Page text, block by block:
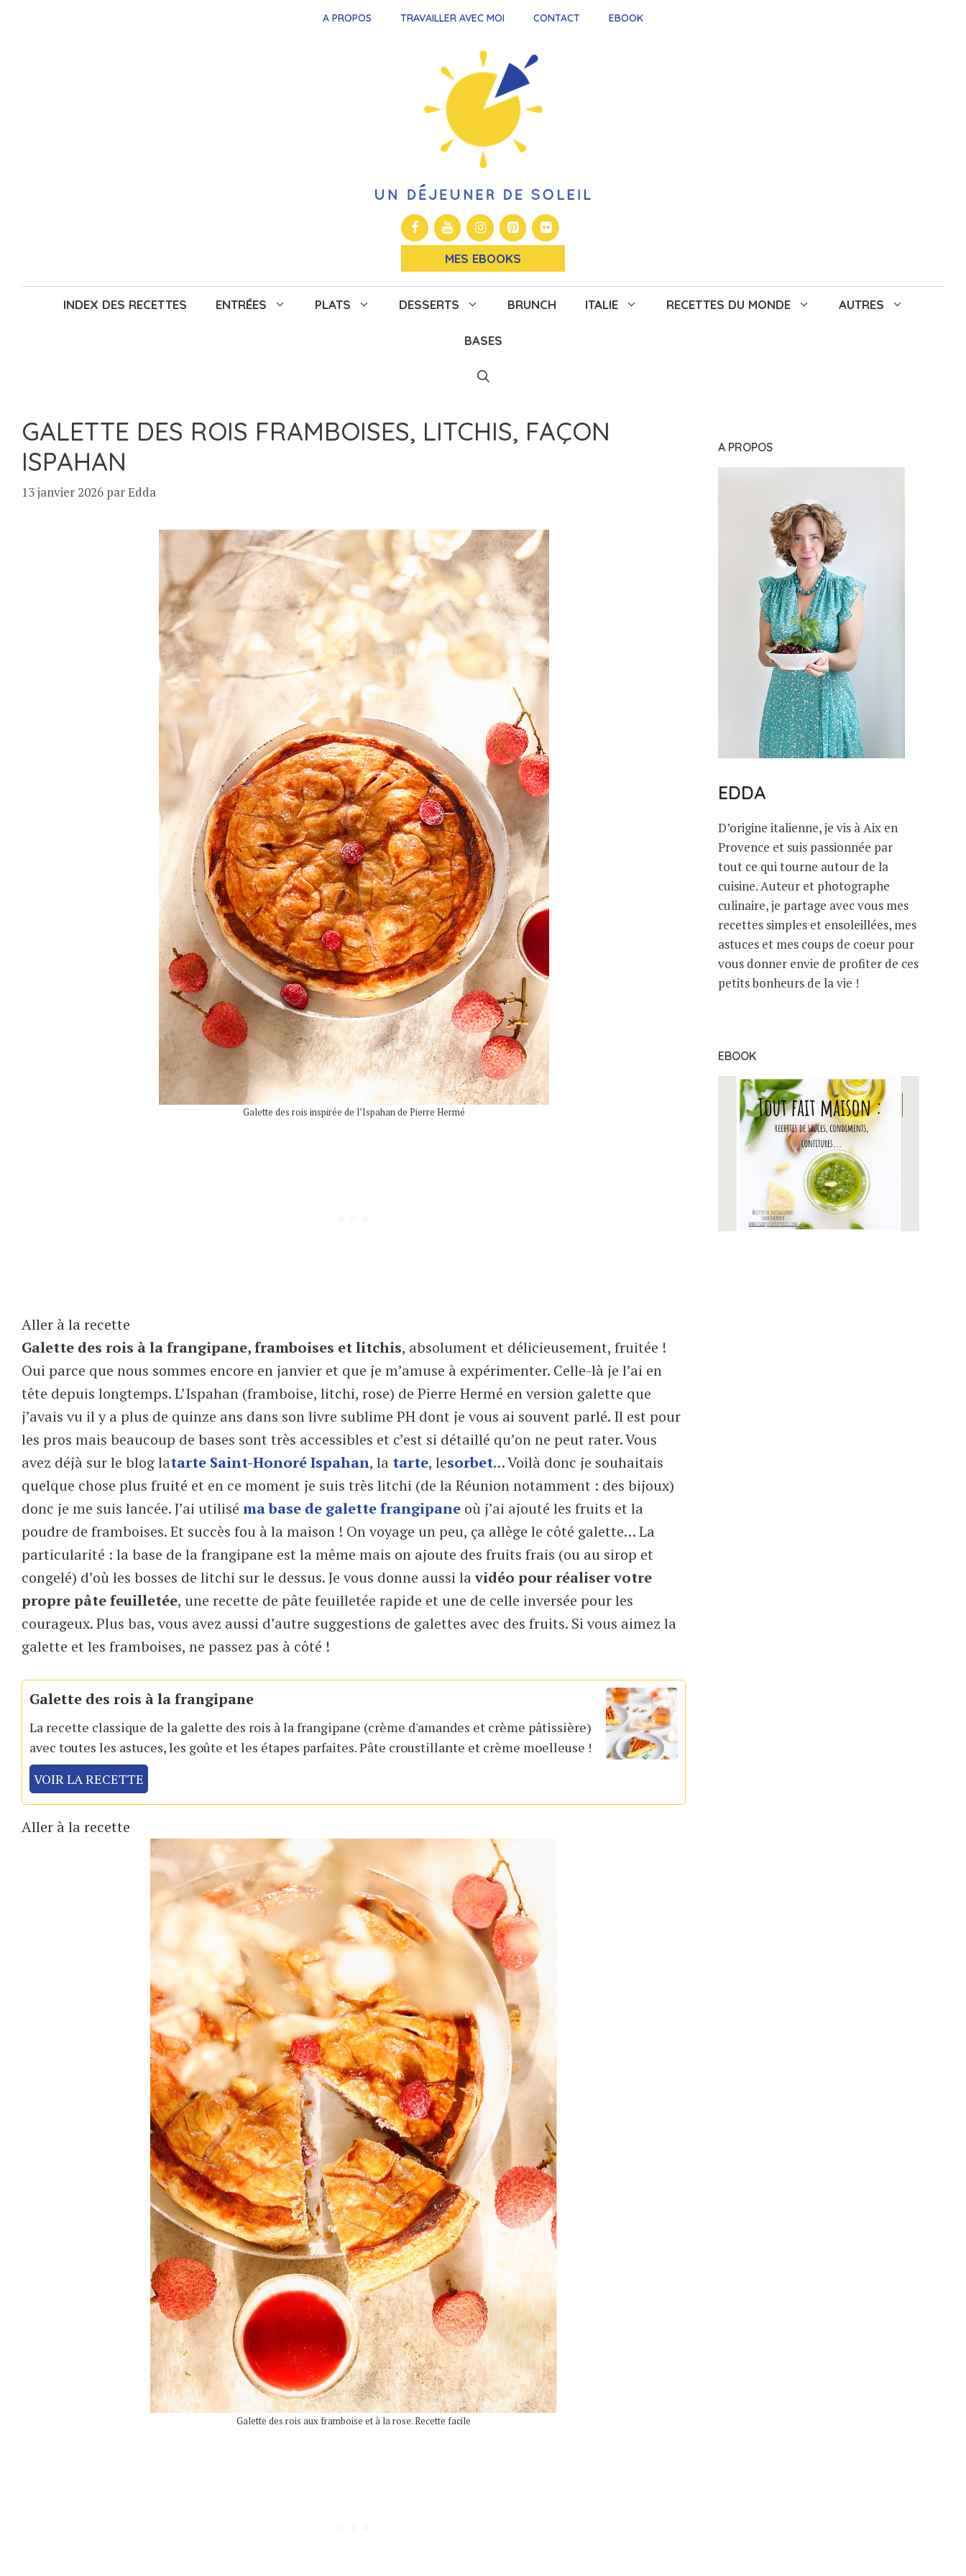
A PROPOS TRAVAILLER AVEC MOI CONTACT EBOOK
MES EBOOKS
INDEX DES RECETTES ENTRÉES PLATS DESSERTS BRUNCH ITALIE RECETTES DU MONDE AUTRES
BASES
GALETTE DES ROIS FRAMBOISES, LITCHIS, FAÇON
ISPAHAN
13 janvier 2026 parEdda
Galette des rois inspirée de l’Ispahan de Pierre Hermé
Aller à la recette
Galette des rois à la frangipane, framboises et litchis, absolument et délicieusement, fruitée !
Oui parce que nous sommes encore en janvier et que je m’amuse à expérimenter. Celle-là je l’ai en
tête depuis longtemps. L’Ispahan (framboise, litchi, rose) de Pierre Hermé en version galette que
j’avais vu il y a plus de quinze ans dans son livre sublime PH dont je vous ai souvent parlé. Il est pour
les pros mais beaucoup de bases sont très accessibles et c’est si détaillé qu’on ne peut rater. Vous
avez déjà sur le blog latarte Saint-Honoré Ispahan, la tarte, lesorbet… Voilà donc je souhaitais
quelque chose plus fruité et en ce moment je suis très litchi (de la Réunion notamment : des bijoux)
donc je me suis lancée. J’ai utilisé ma base de galette frangipane où j’ai ajouté les fruits et la
poudre de framboises. Et succès fou à la maison ! On voyage un peu, ça allège le côté galette… La
particularité : la base de la frangipane est la même mais on ajoute des fruits frais (ou au sirop et
congelé) d’où les bosses de litchi sur le dessus. Je vous donne aussi lavidéo pour réaliser votre
propre pâte feuilletée, une recette de pâte feuilletée rapide et une de celle inversée pour les
courageux. Plus bas, vous avez aussi d’autre suggestions de galettes avec des fruits. Si vous aimez la
galette et les framboises, ne passez pas à côté !
Galette des rois à la frangipane
La recette classique de la galette des rois à la frangipane (crème d'amandes et crème pâtissière)
avec toutes les astuces, les goûte et les étapes parfaites. Pâte croustillante et crème moelleuse !
VOIR LA RECETTE
Aller à la recette
Galette des rois aux framboise et à la rose. Recette facile
A PROPOS
EDDA
D’origine italienne, je vis à Aix en
Provence et suis passionnée par
tout ce qui tourne autour de la
cuisine. Auteur et photographe
culinaire, je partage avec vous mes
recettes simples et ensoleillées, mes
astuces et mes coups de coeur pour
vous donner envie de profiter de ces
petits bonheurs de la vie !
EBOOK